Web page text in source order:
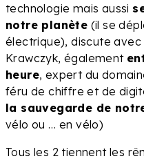
technologie mais aussi
notre planète (il se
électrique), discute avec
Krawczyk, également
heure, expert du
féru de chiffre et de
la sauvegarde de
vélo ou … en vélo)
Tous les 2 tiennent les